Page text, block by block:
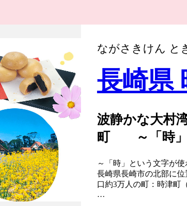
ながさきけん と
長崎県
波静かな大村
町 ～「時」
～「時」という文字が
長崎県長崎市の北部に
口約3万人の町：時津町